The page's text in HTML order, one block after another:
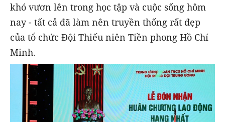
khó vươn lên trong học tập và cuộc sống hôm
nay - tất cả đã làm nên truyền thống rất đẹp
của tổ chức Đội Thiếu niên Tiền phong Hồ Chí
Minh.